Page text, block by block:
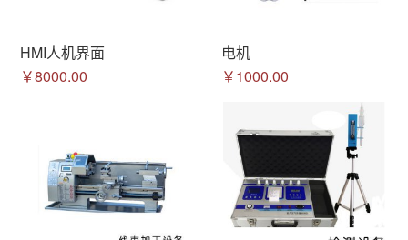
HMI人机界面
￥8000.00
电机
￥1000.00